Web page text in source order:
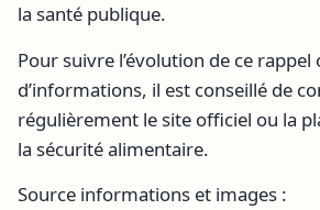
la santé publique.
Pour suivre l’évolution de ce
d’informations, il est conseillé de
régulièrement le site officiel ou la
la sécurité alimentaire.
Source informations et images :